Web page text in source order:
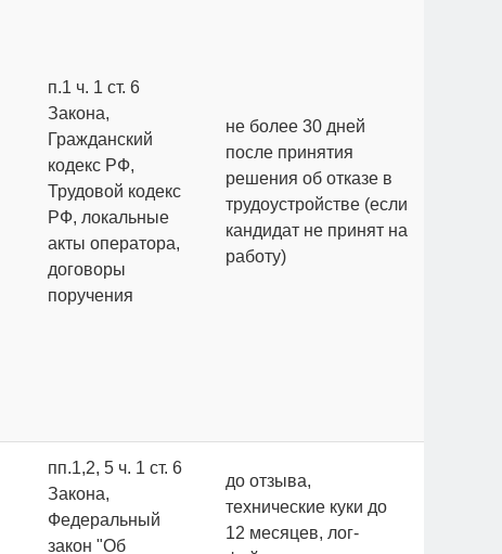
п.1 ч. 1 ст. 6
Закона,
Гражданский
кодекс РФ,
Трудовой кодекс
РФ, локальные
акты оператора,
договоры
поручения
не более 30 дней
после принятия
решения об отказе в
трудоустройстве (если
кандидат не принят на
работу)
пп.1,2, 5 ч. 1 ст. 6
Закона,
Федеральный
закон "Об
до отзыва,
технические куки до
12 месяцев, лог-